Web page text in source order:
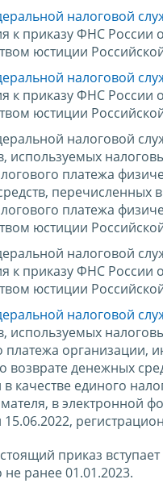
налоговой
к приказу ФНС России
юстиции
налоговой
к приказу ФНС России
юстиции
налоговой
используемых
платежа
перечисленных
платежа
юстиции
налоговой
к приказу ФНС России
юстиции
налоговой
используемых
платежа организации,
возврате денежных
качестве единого
в электронной
приказ
ранее 01.01.2023.